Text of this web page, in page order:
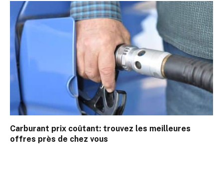
Carburant prix coûtant: trouvez les meilleures
offres près de chez vous